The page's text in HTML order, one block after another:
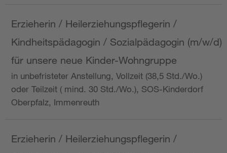
Erzieherin / Heilerziehungspflegerin /
Kindheitspädagogin / Sozialpädagogin (m/w/d)
für unsere neue Kinder-Wohngruppe
in unbefristeter Anstellung, Vollzeit (38,5 Std./Wo.)
oder Teilzeit ( mind. 30 Std./Wo.), SOS-Kinderdorf
Oberpfalz, Immenreuth
Erzieherin / Heilerziehungspflegerin /